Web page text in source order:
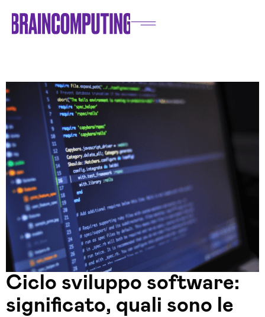
Home/ Blog/IT e Innovazioni
Ciclo sviluppo software: significato, quali sono le fasi
Ciclo sviluppo software:
significato, quali sono le